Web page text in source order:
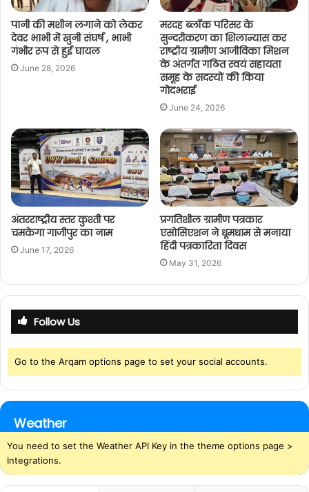
पानी की मशीन लगाने को लेकर
देवर भाभी में खुनी संघर्ष , भाभी
गंभीर रूप से हुई घायल
June 28, 2026
मरदह ब्लॉक परिसर के
सुन्दरीकरण का शिलान्यास कर
राष्ट्रीय ग्रामीण आजीविका मिशन
के अंतर्गत गठित स्वयं सहायता
समूह के सदस्यों की किया
गोदभराई
June 24, 2026
अंतरराष्ट्रीय स्तर कुश्ती पर
चमकेगा गाजीपुर का नाम
June 17, 2026
प्रगतिशील ग्रामीण पत्रकार
एसोसिएशन ने धूमधाम से मनाया
हिंदी पत्रकारिता दिवस
May 31, 2026
Follow Us
Go to the Arqam options page to set your social accounts.
Weather
You need to set the Weather API Key in the theme options page >
Integrations.